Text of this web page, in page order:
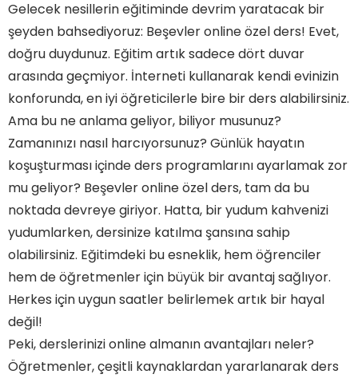
Gelecek nesillerin eğitiminde devrim yaratacak bir
şeyden bahsediyoruz: Beşevler online özel ders! Evet,
doğru duydunuz. Eğitim artık sadece dört duvar
arasında geçmiyor. İnterneti kullanarak kendi evinizin
konforunda, en iyi öğreticilerle bire bir ders alabilirsiniz.
Ama bu ne anlama geliyor, biliyor musunuz?
Zamanınızı nasıl harcıyorsunuz? Günlük hayatın
koşuşturması içinde ders programlarını ayarlamak zor
mu geliyor? Beşevler online özel ders, tam da bu
noktada devreye giriyor. Hatta, bir yudum kahvenizi
yudumlarken, dersinize katılma şansına sahip
olabilirsiniz. Eğitimdeki bu esneklik, hem öğrenciler
hem de öğretmenler için büyük bir avantaj sağlıyor.
Herkes için uygun saatler belirlemek artık bir hayal
değil!
Peki, derslerinizi online almanın avantajları neler?
Öğretmenler, çeşitli kaynaklardan yararlanarak ders